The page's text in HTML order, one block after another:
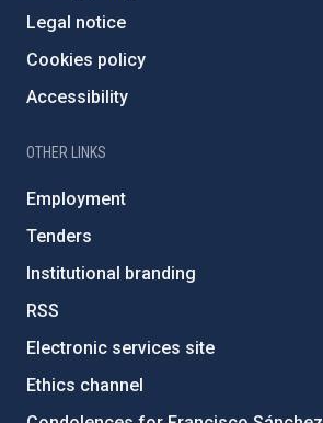
Legal notice
Cookies policy
Accessibility
OTHER LINKS
Employment
Tenders
Institutional branding
RSS
Electronic services site
Ethics channel